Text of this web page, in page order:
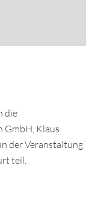
die
GmbH, Klaus
der Veranstaltung
teil.